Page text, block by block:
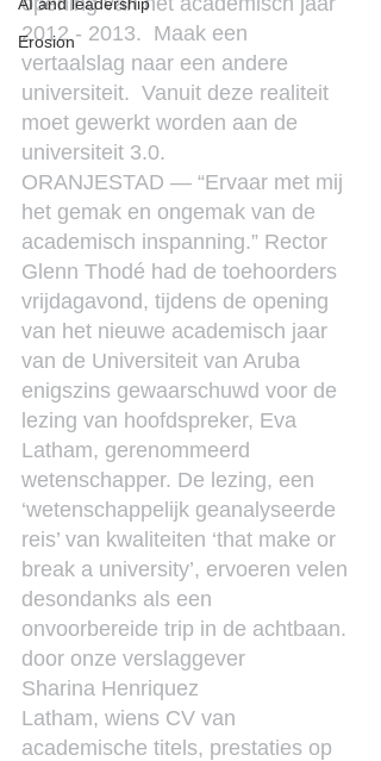
Erosion
2012 - 2013.  Maak een
vertaalslag naar een andere
universiteit.  Vanuit deze realiteit
moet gewerkt worden aan de
universiteit 3.0.
ORANJESTAD — “Ervaar met mij
het gemak en ongemak van de
academisch inspanning.” Rector
Glenn Thodé had de toehoorders
vrijdagavond, tijdens de opening
van het nieuwe academisch jaar
van de Universiteit van Aruba
enigszins gewaarschuwd voor de
lezing van hoofdspreker, Eva
Latham, gerenommeerd
wetenschapper. De lezing, een
‘wetenschappelijk geanalyseerde
reis’ van kwaliteiten ‘that make or
break a university’, ervoeren velen
desondanks als een
onvoorbereide trip in de achtbaan.
door onze verslaggever
Sharina Henriquez
Latham, wiens CV van
academische titels, prestaties op